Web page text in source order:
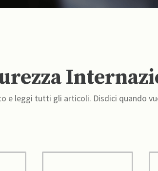
e leggi tutti gli articoli. Disdici quando